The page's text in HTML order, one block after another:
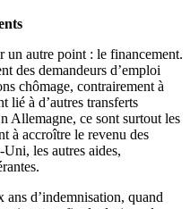
un autre point : le financement.
des demandeurs d’emploi
chômage, contrairement à
lié à d’autres transferts
Allemagne, ce sont surtout les
à accroître le revenu des
les autres aides,
d’indemnisation, quand